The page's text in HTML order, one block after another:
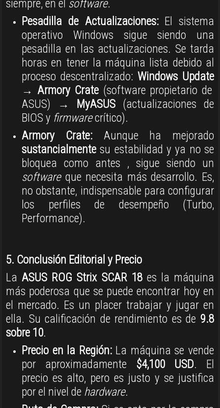
siempre, en el software.
Pesadilla de Actualizaciones:El sistema
operativo Windows sigue siendo una
pesadilla en las actualizaciones. Se tarda
horas en tener la máquina lista debido al
proceso descentralizado: Windows Update
→ Armory Crate(software propietario de
ASUS) →
MyASUS (actualizaciones de
BIOS y firmwarecrítico).
Armory Crate:Aunque ha mejorado
sustancialmente su estabilidad y ya no se
bloquea como antes , sigue siendo un
softwareque necesita más desarrollo. Es,
no obstante, indispensable para configurar
los perfiles de desempeño (Turbo,
Performance).
5. Conclusión Editorial y Precio
LaASUS ROG Strix SCAR 18es la máquina
más poderosa que se puede encontrar hoy en
el mercado. Es un placer trabajar y jugar en
ella. Su calificación de rendimiento es de9.8
sobre 10.
Precio en la Región:La máquina se vende
por aproximadamente $4,100 USD. El
precio es alto, pero es justo y se justifica
por el nivel de hardware.